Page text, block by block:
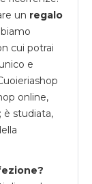
un regalo
cui potrai
e
online,
è studiata,